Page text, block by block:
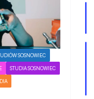
SOSNOWIEC
STUDIA SOSNOWIEC